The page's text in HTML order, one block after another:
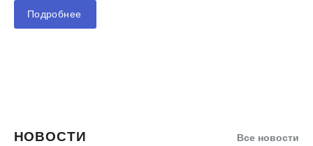
Подробнее
НОВОСТИ Все новости